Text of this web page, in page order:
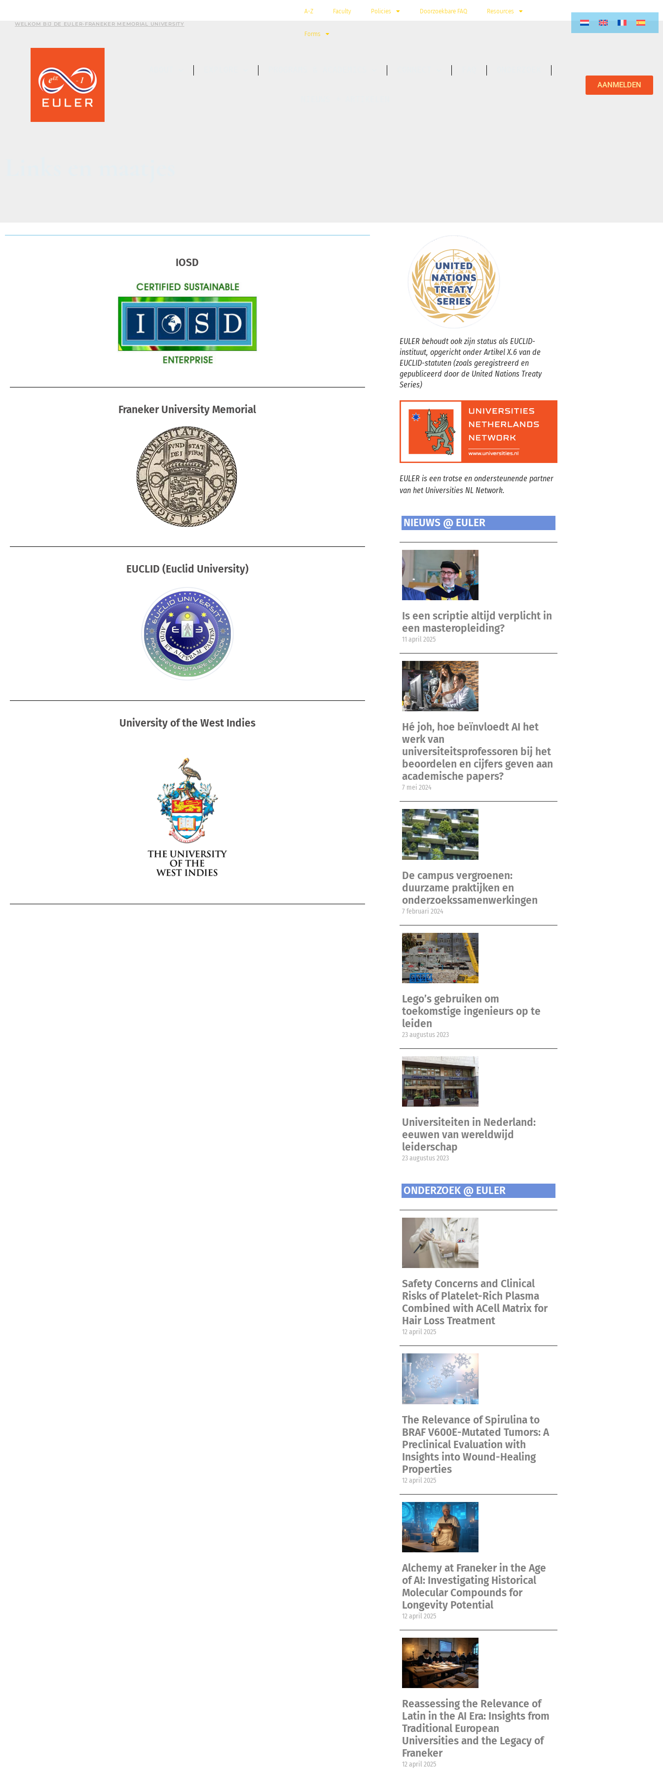
WELKOM BIJ DE EULER-FRANEKER MEMORIAL UNIVERSITY
A-Z Faculty Policies Doorzoekbare FAQ Resources
Forms
AANMELDEN
IOSD
Franeker University Memorial
EUCLID (Euclid University)
University of the West Indies
EULER behoudt ook zijn status als EUCLID-
instituut, opgericht onder Artikel X.6 van de
EUCLID-statuten (zoals geregistreerd en
gepubliceerd door de United Nations Treaty
Series)
EULER is een trotse en ondersteunende partner
van het Universities NL Network.
NIEUWS @ EULER
Is een scriptie altijd verplicht in
een masteropleiding?
11 april 2025
Hé joh, hoe beïnvloedt AI het
werk van
universiteitsprofessoren bij het
beoordelen en cijfers geven aan
academische papers?
7 mei 2024
De campus vergroenen:
duurzame praktijken en
onderzoekssamenwerkingen
7 februari 2024
Lego’s gebruiken om
toekomstige ingenieurs op te
leiden
23 augustus 2023
Universiteiten in Nederland:
eeuwen van wereldwijd
leiderschap
23 augustus 2023
ONDERZOEK @ EULER
Safety Concerns and Clinical
Risks of Platelet-Rich Plasma
Combined with ACell Matrix for
Hair Loss Treatment
12 april 2025
The Relevance of Spirulina to
BRAF V600E-Mutated Tumors: A
Preclinical Evaluation with
Insights into Wound-Healing
Properties
12 april 2025
Alchemy at Franeker in the Age
of AI: Investigating Historical
Molecular Compounds for
Longevity Potential
12 april 2025
Reassessing the Relevance of
Latin in the AI Era: Insights from
Traditional European
Universities and the Legacy of
Franeker
12 april 2025